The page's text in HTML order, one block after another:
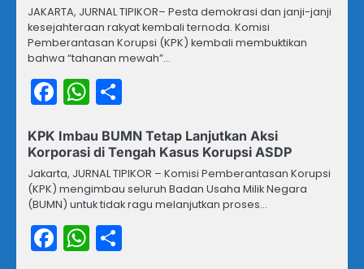
JAKARTA, JURNAL TIPIKOR– Pesta demokrasi dan janji-janji
kesejahteraan rakyat kembali ternoda. Komisi
Pemberantasan Korupsi (KPK) kembali membuktikan
bahwa “tahanan mewah”…
Facebook
WhatsApp
KPK Imbau BUMN Tetap Lanjutkan Aksi
Korporasi di Tengah Kasus Korupsi ASDP
Jakarta, JURNAL TIPIKOR – Komisi Pemberantasan Korupsi
(KPK) mengimbau seluruh Badan Usaha Milik Negara
(BUMN) untuk tidak ragu melanjutkan proses…
Facebook
WhatsApp